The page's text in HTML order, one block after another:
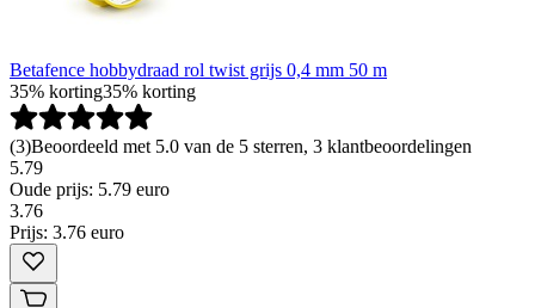
Betafence hobbydraad rol twist grijs 0,4 mm 50 m
35% korting35% korting
(3)Beoordeeld met 5.0 van de 5 sterren, 3 klantbeoordelingen
5.79
Oude prijs: 5.79 euro
3.76
Prijs: 3.76 euro